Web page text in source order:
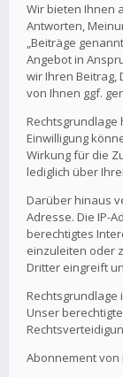
Wir bieten Ihnen
Antworten,
„Beiträge
Angebot in
wir Ihren Beitrag,
von Ihnen ggf.
Rechtsgrundlage
Einwilligung
Wirkung für die
lediglich über
Darüber hinaus
Adresse. Die IP-
berechtigtes
einzuleiten oder
Dritter eingreift
Rechtsgrundlage
Unser
Abonnement von